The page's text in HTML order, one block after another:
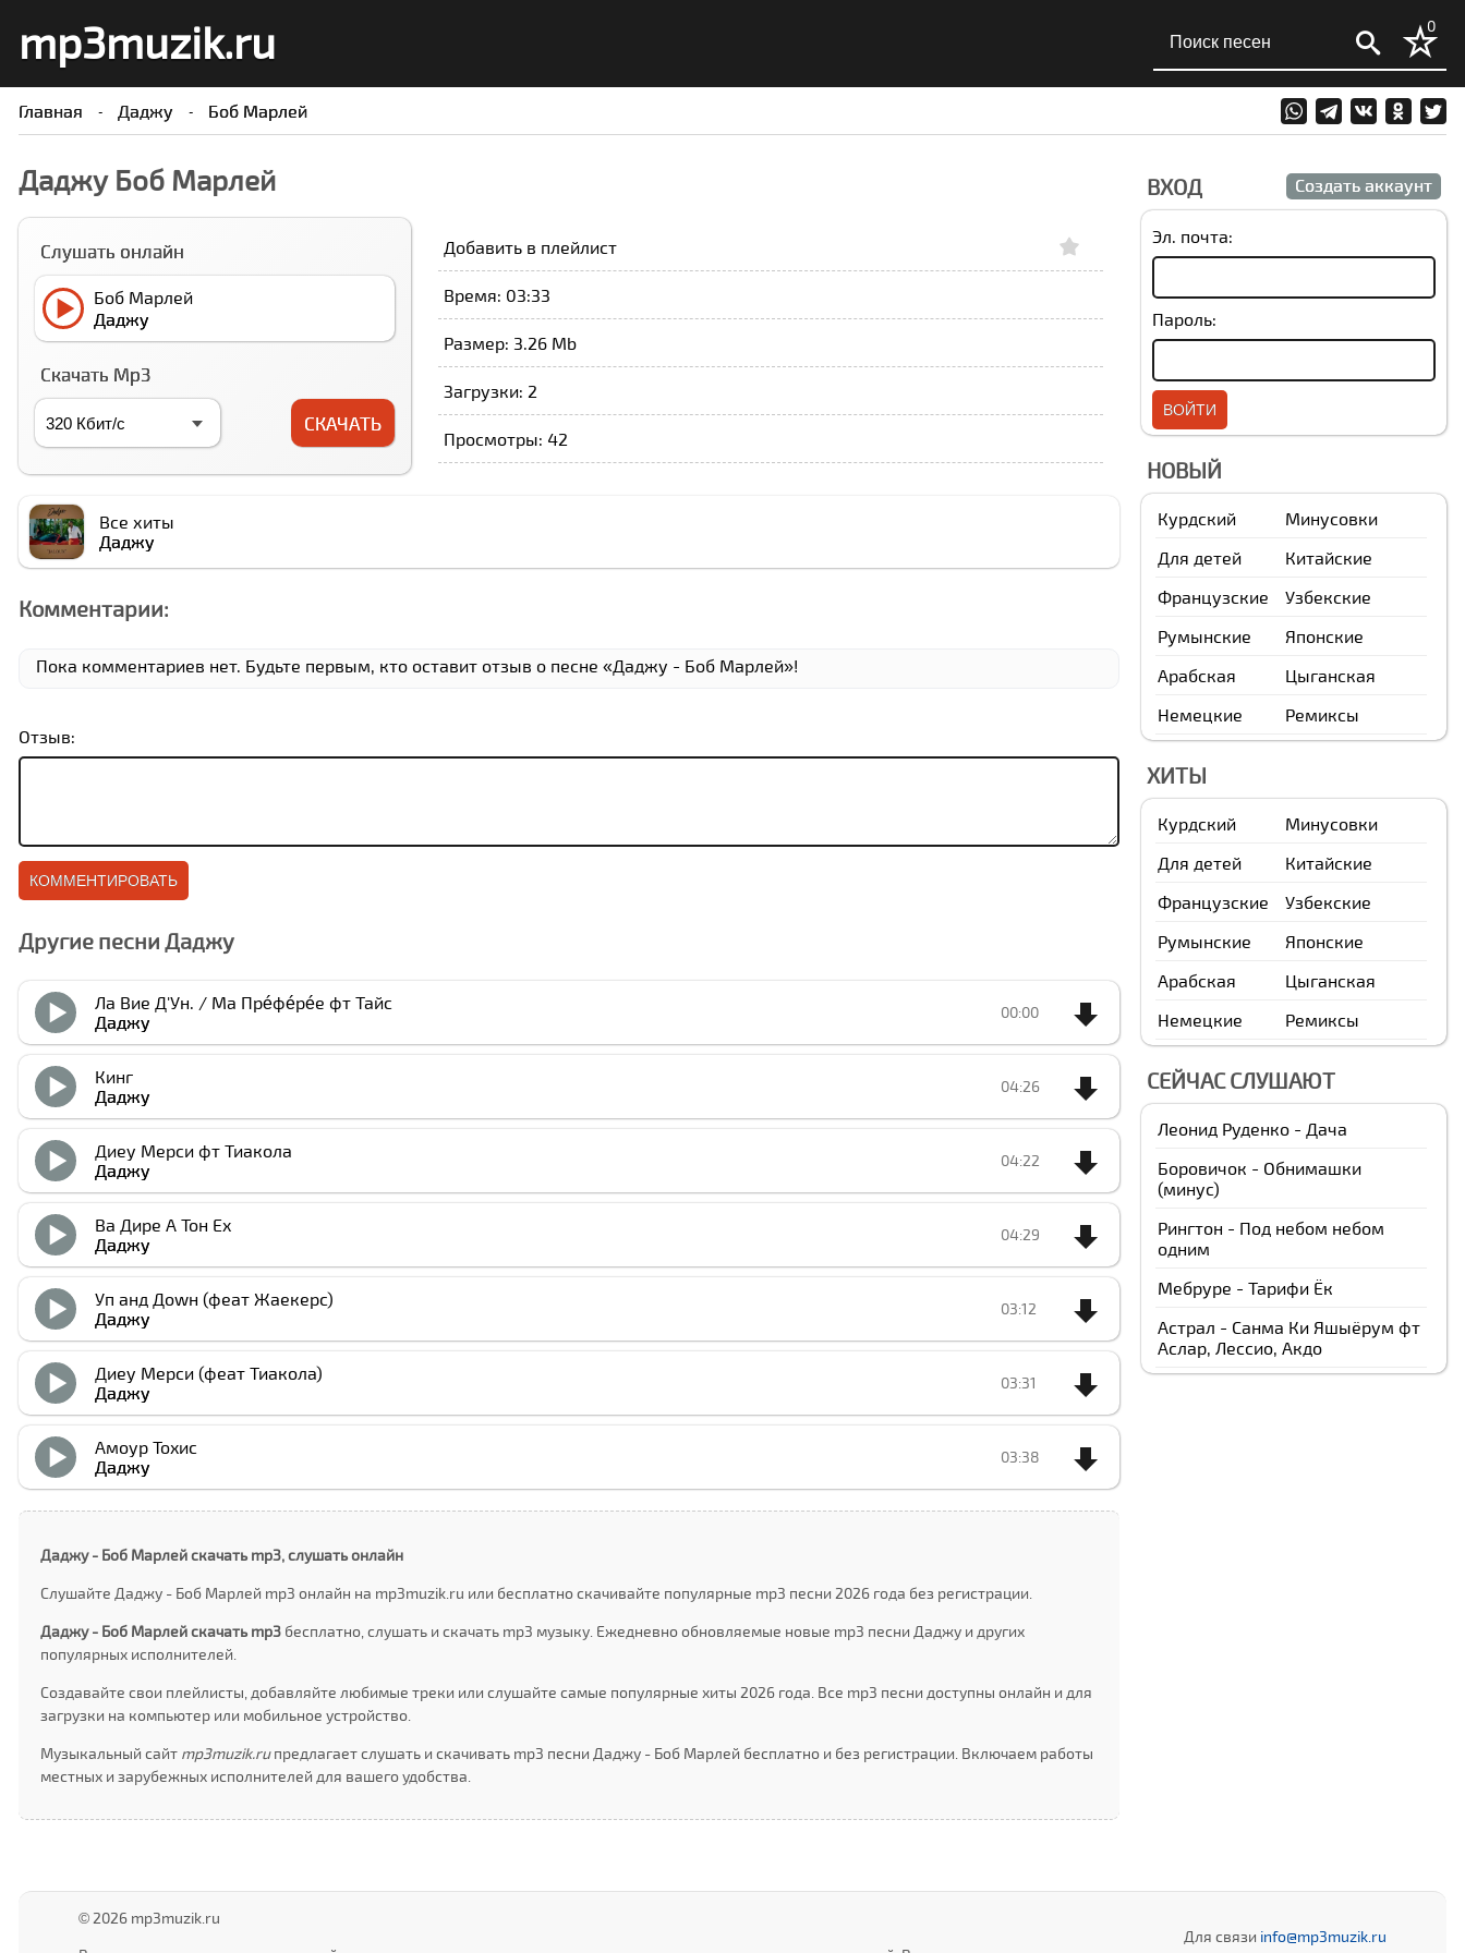
mp3muzik.ru 0
Главная Даджу Боб Марлей
Даджу Боб Марлей
Слушать онлайн
Боб Марлей
Даджу
Скачать Mp3
СКАЧАТЬ
Добавить в плейлист
Время: 03:33
Размер: 3.26 Mb
Загрузки: 2
Просмотры: 42
Все хиты
Даджу
Комментарии:
Пока комментариев нет. Будьте первым, кто оставит отзыв о песне «Даджу - Боб Марлей»!
Отзыв:
Другие песни Даджу
Ла Вие Д'Ун. / Ма Прéфéрéе фт Тайc
Даджу
00:00
Кинг
Даджу
04:26
Диеу Мерcи фт Тиакола
Даджу
04:22
Ва Дире А Тон Еx
Даджу
04:29
Уп анд Доwн (феат Жаекерс)
Даджу
03:12
Диеу Мерcи (феат Тиакола)
Даджу
03:31
Амоур Тоxиc
Даджу
03:38
Даджу - Боб Марлей скачать mp3, слушать онлайн
Слушайте Даджу - Боб Марлей mp3 онлайн на mp3muzik.ru или бесплатно скачивайте популярные mp3 песни 2026 года без регистрации.
Даджу - Боб Марлей скачать mp3бесплатно, слушать и скачать mp3 музыку. Ежедневно обновляемые новые mp3 песни Даджу и других
популярных исполнителей.
Создавайте свои плейлисты, добавляйте любимые треки или слушайте самые популярные хиты 2026 года. Все mp3 песни доступны онлайн и для
загрузки на компьютер или мобильное устройство.
Музыкальный сайт mp3muzik.ruпредлагает слушать и скачивать mp3 песни Даджу - Боб Марлей бесплатно и без регистрации. Включаем работы
местных и зарубежных исполнителей для вашего удобства.
ВХОД Создать аккаунт
Эл. почта:
Пароль:
НОВЫЙ
Курдский
Минусовки
Для детей
Китайские
Французские
Узбекские
Румынские
Японские
Арабская
Цыганская
Немецкие
Ремиксы
ХИТЫ
Курдский
Минусовки
Для детей
Китайские
Французские
Узбекские
Румынские
Японские
Арабская
Цыганская
Немецкие
Ремиксы
СЕЙЧАС СЛУШАЮТ
Леонид Руденко - Дача
Боровичок - Обнимашки
(минус)
Рингтон - Под небом небом
одним
Мебруре - Тарифи Ёк
Астрал - Санма Ки Яшыёрум фт
Аслар, Лессио, Акдо
© 2026 mp3muzik.ru
Для связи info@mp3muzik.ru